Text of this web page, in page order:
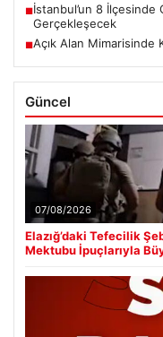
■İstanbul’un 8 İlçesinde
Gerçekleşecek
■Açık Alan Mimarisinde
Güncel
07/08/2026
Elazığ’daki Tefecilik
Mektubu İpuçlarıyla